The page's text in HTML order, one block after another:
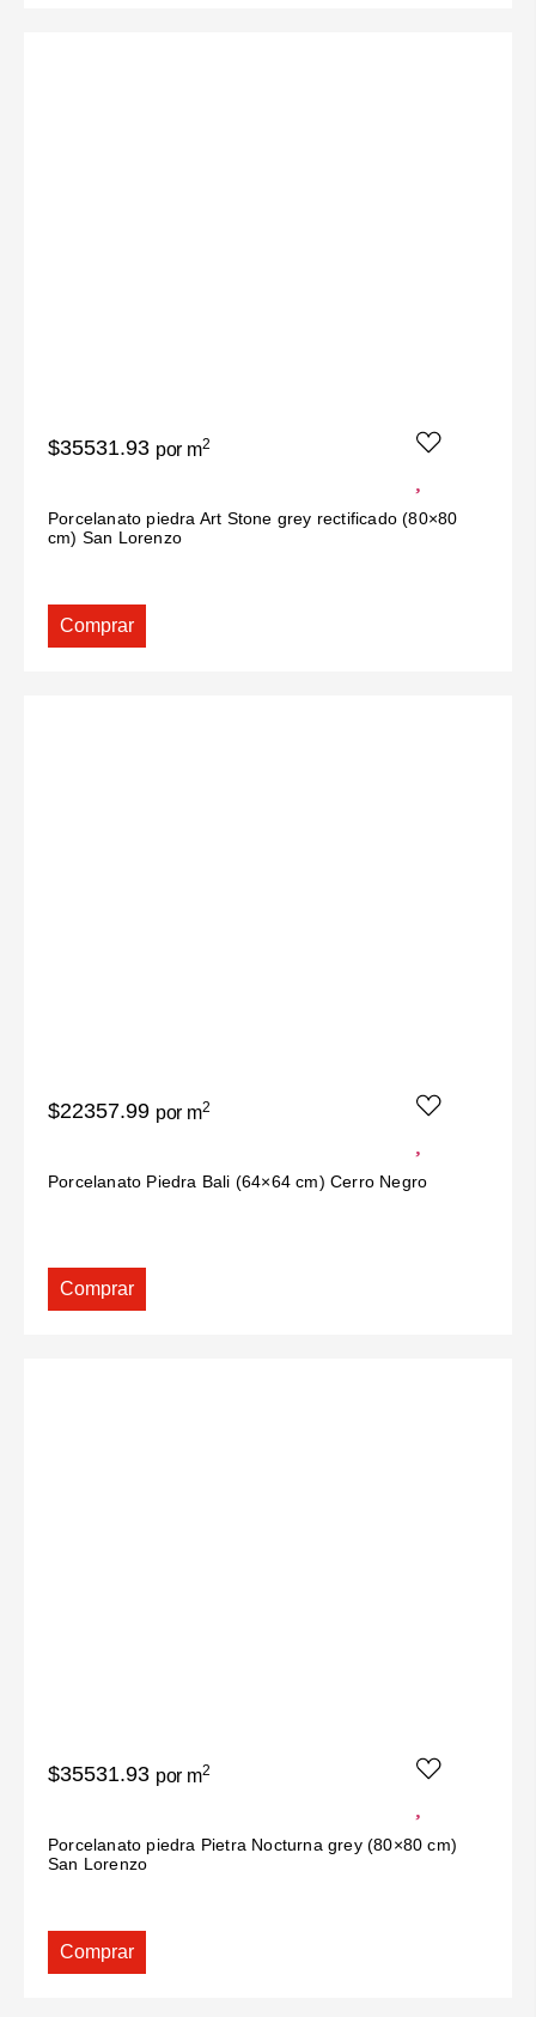
$35531.93 por m2
Porcelanato piedra Art Stone grey rectificado (80×80
cm) San Lorenzo
Comprar
$22357.99 por m2
Porcelanato Piedra Bali (64×64 cm) Cerro Negro
Comprar
$35531.93 por m2
Porcelanato piedra Pietra Nocturna grey (80×80 cm)
San Lorenzo
Comprar